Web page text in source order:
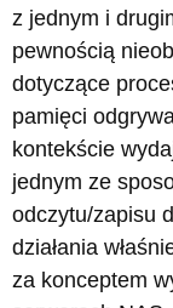
z jednym i
pewnością
dotyczące
pamięci
kontekście
jednym ze
odczytu/zapisu
działania
za konceptem